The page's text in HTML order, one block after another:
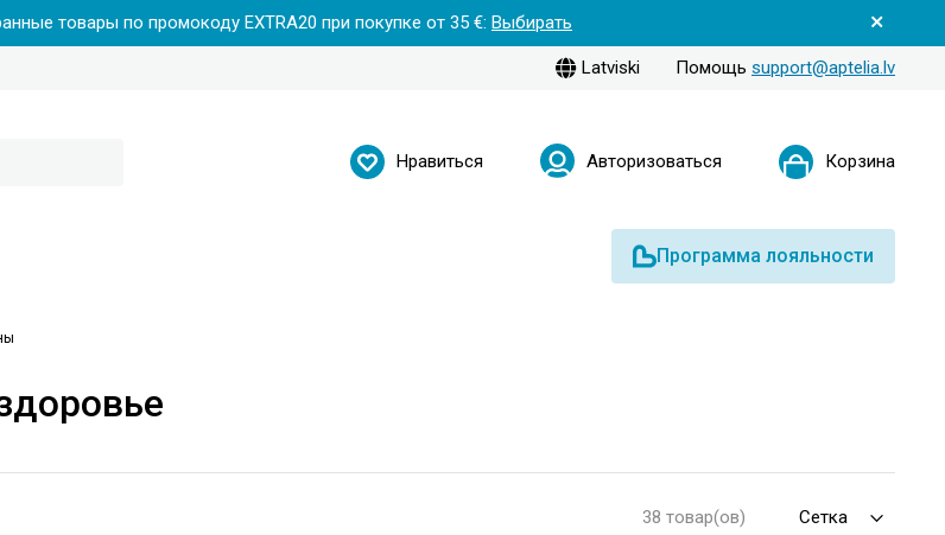
товары по промокоду EXTRA20 при покупке от 35 €: Выбирать
Latviski Помощь support@aptelia.lv
Нравиться Авторизоваться Корзина
Программа лояльности
38 товар(ов)